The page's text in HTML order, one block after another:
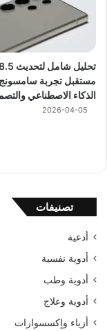
مستقبل تجربة
الذكاء الاصطناعي
2026-04-05
تصنيفات
أدعية
أدوية نفسية
أدوية وطب
أدوية وعلاج
أزياء وإكسسوارات